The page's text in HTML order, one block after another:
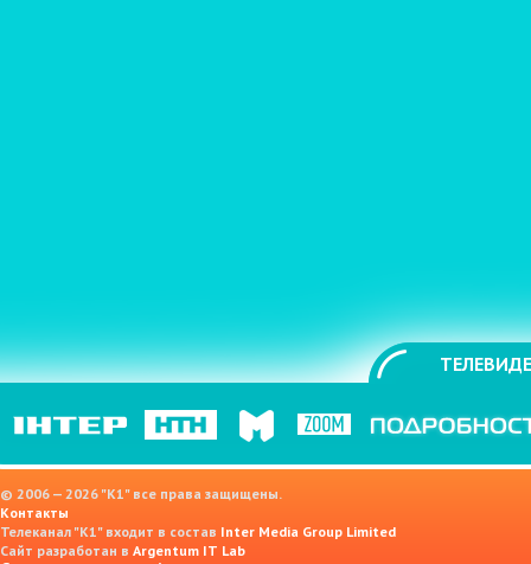
© 2006 — 2026 "K1" все права защищены.
Контакты
Телеканал "К1" входит в состав Inter Media Group Limited
Сайт разработан в Argentum IT Lab